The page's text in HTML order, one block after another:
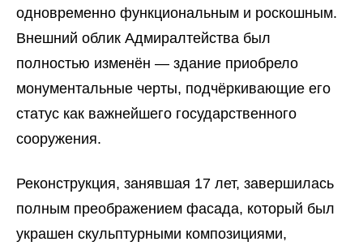
одновременно функциональным и роскошным.
Внешний облик Адмиралтейства был
полностью изменён — здание приобрело
монументальные черты, подчёркивающие его
статус как важнейшего государственного
сооружения.
Реконструкция, занявшая 17 лет, завершилась
полным преображением фасада, который был
украшен скульптурными композициями,